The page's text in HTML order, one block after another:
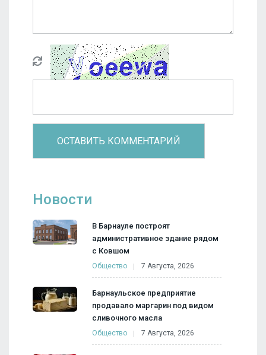
Новости
В Барнауле построят
административное здание рядом
с Ковшом
Общество 7 Августа, 2026
Барнаульское предприятие
продавало маргарин под видом
сливочного масла
Общество 7 Августа, 2026